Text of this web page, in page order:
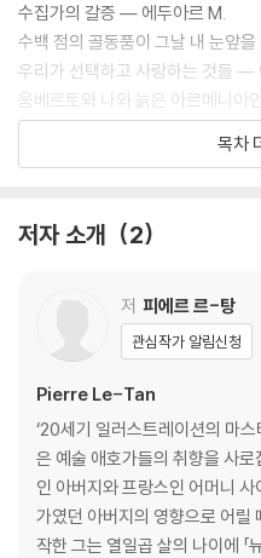
수집가의 갈증 ― 에두아르 M.
수백 점의 골동품이 그날 내 눈앞
우리가 선택하고 사랑하는 것들 ―
움베르토와 나와 늙은 아르메니아
‘빛과 그림자’가 나를 사로잡았다
자신의 직업을 ‘조련사’라고 적은
절망적일 정도로 무미건조한 ― 지
현명한 컬렉터는 트렌드 밖에서 구
지하실을 좀 보여주게 ― 필리포 G.
루브르 박물관장의 개인 컬렉션 ―
그녀를, 그 세련된 잡동사니를 생
가난한 컬렉터의 운명 ― 나의 수
내 친구의 집에서 ― 질 D.
모든 것의 사연 ― 보리스 코치노
어떤 기쁨 ― 자크 P.
물고기를 놓아주는 낚시꾼 ― 하워
목차
저자 소개 2
저 피에르 르-탕
관심작가 알림신청
Pierre Le-Tan
‘20세기 일러스트레이션의 마
은 예술 애호가들의 취향을 사
인 아버지와 프랑스인 어머니
가였던 아버지의 영향으로 어릴
작한 그는 열일곱 살의 나이에 「